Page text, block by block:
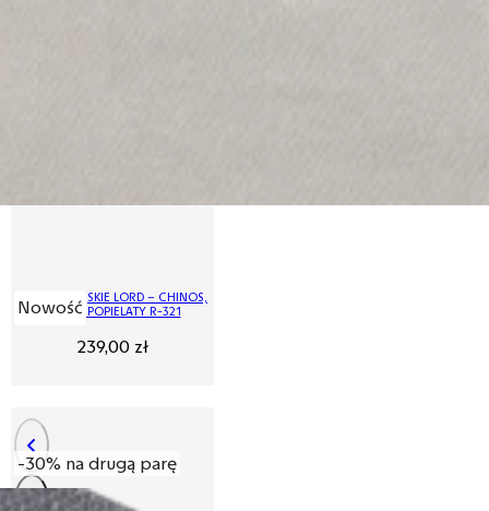
Nowość
SPODNIE MĘSKIE LORD – CHINOS,
KOLOR POPIELATY R-321
239,00 zł
-30% na drugą parę